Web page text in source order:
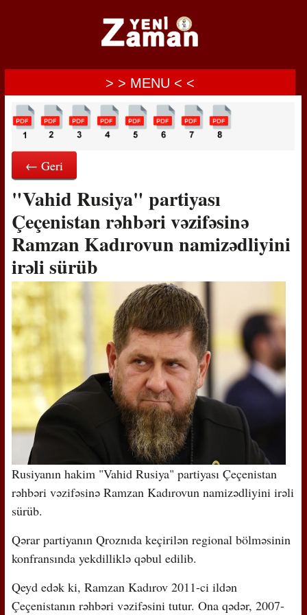
> > MENU < <
← Geri
"Vahid Rusiya" partiyası
Çeçenistan rəhbəri vəzifəsinə
Ramzan Kadırovun namizədliyini
irəli sürüb
Rusiyanın hakim "Vahid Rusiya" partiyası Çeçenistan
rəhbəri vəzifəsinə Ramzan Kadırovun namizədliyini irəli
sürüb.
Qərar partiyanın Qroznıda keçirilən regional bölməsinin
konfransında yekdilliklə qəbul edilib.
Qeyd edək ki, Ramzan Kadırov 2011-ci ildən
Çeçenistanın rəhbəri vəzifəsini tutur. Ona qədər, 2007-